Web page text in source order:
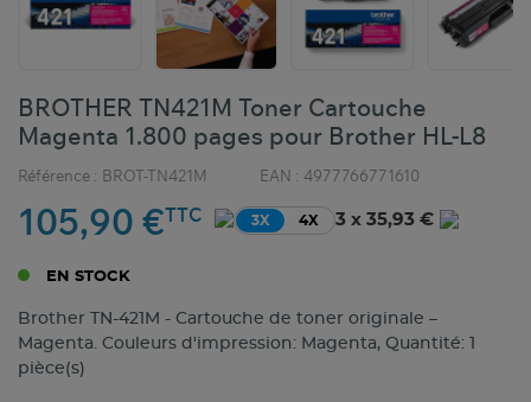
BROTHER TN421M Toner Cartouche
Magenta 1.800 pages pour Brother HL-L8
Référence : BROT-TN421M EAN : 4977766771610
105,90 €TTC 3X 4X 3 x 35,93 €
EN STOCK
Brother TN-421M - Cartouche de toner originale –
Magenta. Couleurs d'impression: Magenta, Quantité: 1
pièce(s)